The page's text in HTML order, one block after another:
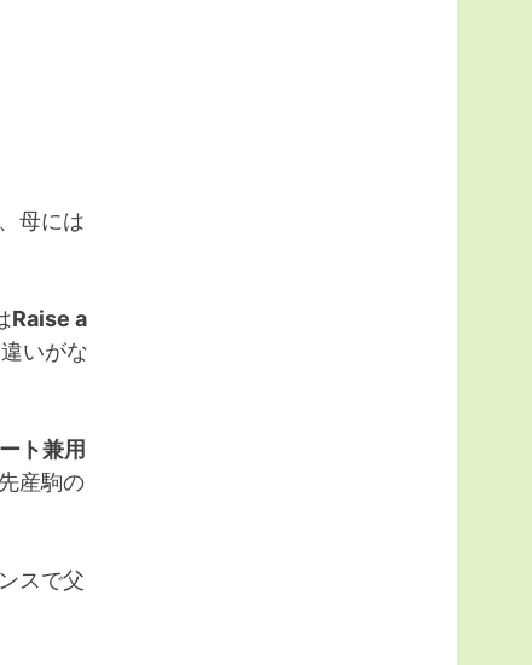
母には
Raise a
いがな
ト兼用
産駒の
スで父